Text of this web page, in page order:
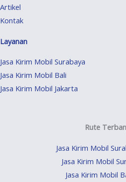
Artikel
Kontak
Layanan
Jasa Kirim Mobil Surabaya
Jasa Kirim Mobil Bali
Jasa Kirim Mobil Jakarta
Rute
Jasa Kirim Mobil
Jasa Kirim Mobil
Jasa Kirim Mobil